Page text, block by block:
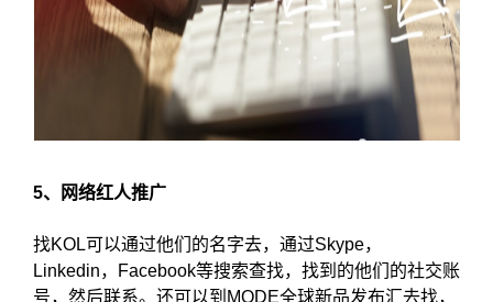
5、网络红人推广
找KOL可以通过他们的名字去，通过Skype，
Linkedin，Facebook等搜索查找，找到的他们的社交账
号，然后联系。还可以到MODE全球新品发布汇去找，